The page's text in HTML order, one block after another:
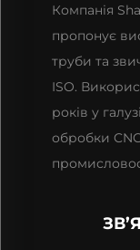
Компанія
пропонує
труби та
ISO.
років у
обробки